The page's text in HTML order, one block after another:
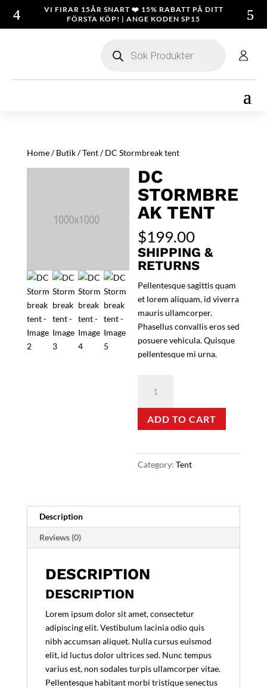
VI FIRAR 15ÅR SNART ❤️ 15% RABATT PÅ DITT
FÖRSTA KÖP! | ANGE KODEN SP15
search
Home/Butik/Tent/ DC Stormbreak tent
DC
STORMBRE
AK TENT
$199.00
SHIPPING &
RETURNS
Pellentesque sagittis quam
et lorem aliquam, id viverra
mauris ullamcorper.
Phasellus convallis eros sed
posuere vehicula. Quisque
pellentesque mi urna.
Stormbreak
tent
quantity
ADD TO CART
Category:Tent
Description
Reviews (0)
DESCRIPTION
DESCRIPTION
Lorem ipsum dolor sit amet, consectetur
adipiscing elit. Vestibulum lacinia odio quis
nibh accumsan aliquet. Nulla cursus euismod
elit, id luctus dolor ultrices sed. Nunc tempus
varius est, non sodales turpis ullamcorper vitae.
Pellentesque habitant morbi tristique senectus